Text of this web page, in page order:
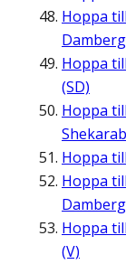
Hoppa till
Hoppa till
(SD)
Hoppa till
Hoppa till
Hoppa till
Hoppa till
(V)